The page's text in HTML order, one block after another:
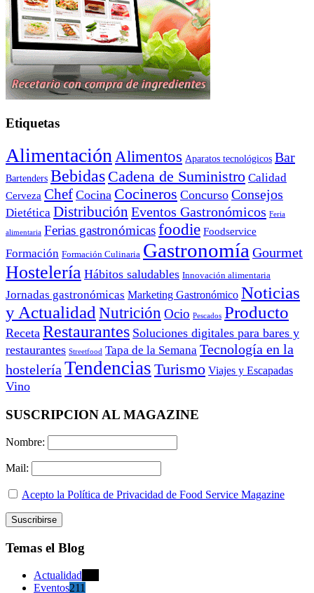
Etiquetas
Alimentación Alimentos Aparatos tecnológicos Bar
Bartenders Bebidas Cadena de Suministro Calidad
Cerveza Chef Cocina Cocineros Concurso Consejos
Dietética Distribución Eventos Gastronómicos Feria
alimentaria Ferias gastronómicasfoodie Foodservice
Formación Formación Culinaria Gastronomía Gourmet
Hostelería Hábitos saludables Innovación alimentaria
Jornadas gastronómicas Marketing Gastronómico Noticias
y Actualidad Nutrición Ocio Pescados Producto
Receta Restaurantes Soluciones digitales para bares y
restaurantes Streetfood Tapa de la Semana Tecnología en la
hostelería Tendencias Turismo Viajes y Escapadas
Vino
SUSCRIPCION AL MAGAZINE
Nombre:
Mail:
Acepto la Política de Privacidad de Food Service Magazine
Temas el Blog
Actualidad
Eventos211